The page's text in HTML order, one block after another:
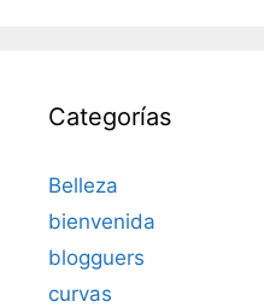
Categorías
Belleza
bienvenida
blogguers
curvas